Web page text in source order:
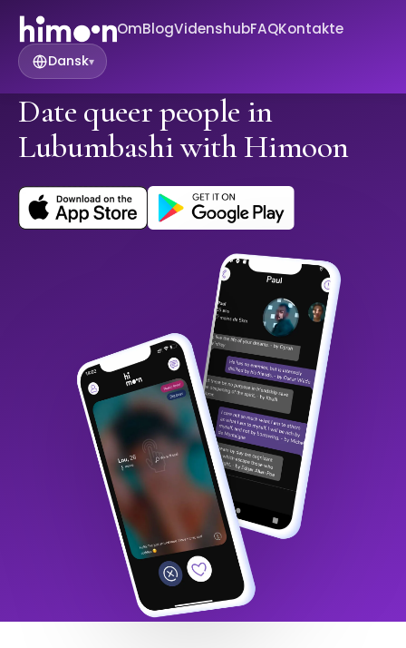
OmBlogVidenshubFAQKontakte
Dansk▾
Date queer people in
Lubumbashi with Himoon